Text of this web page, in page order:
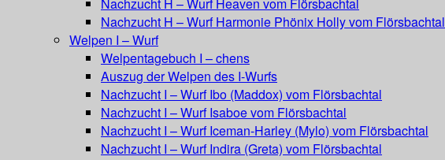
Nachzucht H – Wurf Harmonie Phönix Holly vom Flörsbachtal
Welpen I – Wurf
Welpentagebuch I – chens
Auszug der Welpen des I-Wurfs
Nachzucht I – Wurf Ibo (Maddox) vom Flörsbachtal
Nachzucht I – Wurf Isaboe vom Flörsbachtal
Nachzucht I – Wurf Iceman-Harley (Mylo) vom Flörsbachtal
Nachzucht I – Wurf Indira (Greta) vom Flörsbachtal